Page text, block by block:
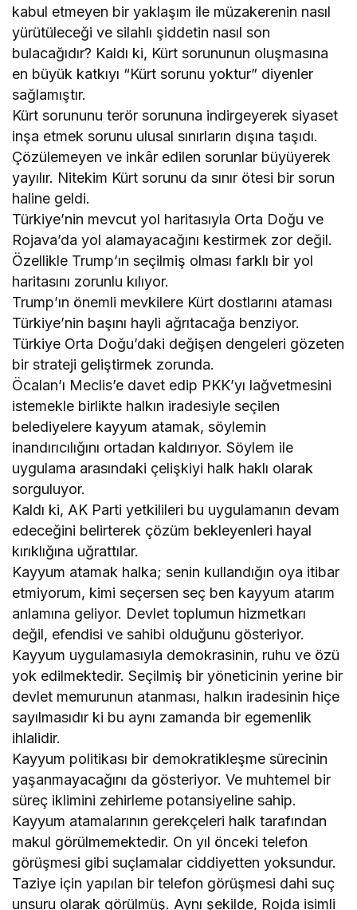
kabul etmeyen bir yaklaşım ile müzakerenin nasıl
yürütüleceği ve silahlı şiddetin nasıl son
bulacağıdır? Kaldı ki, Kürt sorununun oluşmasına
en büyük katkıyı “Kürt sorunu yoktur” diyenler
sağlamıştır.
Kürt sorununu terör sorununa indirgeyerek siyaset
inşa etmek sorunu ulusal sınırların dışına taşıdı.
Çözülemeyen ve inkâr edilen sorunlar büyüyerek
yayılır. Nitekim Kürt sorunu da sınır ötesi bir sorun
haline geldi.
Türkiye’nin mevcut yol haritasıyla Orta Doğu ve
Rojava’da yol alamayacağını kestirmek zor değil.
Özellikle Trump’ın seçilmiş olması farklı bir yol
haritasını zorunlu kılıyor.
Trump’ın önemli mevkilere Kürt dostlarını ataması
Türkiye’nin başını hayli ağrıtacağa benziyor.
Türkiye Orta Doğu’daki değişen dengeleri gözeten
bir strateji geliştirmek zorunda.
Öcalan’ı Meclis’e davet edip PKK’yı lağvetmesini
istemekle birlikte halkın iradesiyle seçilen
belediyelere kayyum atamak, söylemin
inandırıcılığını ortadan kaldırıyor. Söylem ile
uygulama arasındaki çelişkiyi halk haklı olarak
sorguluyor.
Kaldı ki, AK Parti yetkilileri bu uygulamanın devam
edeceğini belirterek çözüm bekleyenleri hayal
kırıklığına uğrattılar.
Kayyum atamak halka; senin kullandığın oya itibar
etmiyorum, kimi seçersen seç ben kayyum atarım
anlamına geliyor. Devlet toplumun hizmetkarı
değil, efendisi ve sahibi olduğunu gösteriyor.
Kayyum uygulamasıyla demokrasinin, ruhu ve özü
yok edilmektedir. Seçilmiş bir yöneticinin yerine bir
devlet memurunun atanması, halkın iradesinin hiçe
sayılmasıdır ki bu aynı zamanda bir egemenlik
ihlalidir.
Kayyum politikası bir demokratikleşme sürecinin
yaşanmayacağını da gösteriyor. Ve muhtemel bir
süreç iklimini zehirleme potansiyeline sahip.
Kayyum atamalarının gerekçeleri halk tarafından
makul görülmemektedir. On yıl önceki telefon
görüşmesi gibi suçlamalar ciddiyetten yoksundur.
Taziye için yapılan bir telefon görüşmesi dahi suç
unsuru olarak görülmüş. Aynı şekilde, Rojda isimli